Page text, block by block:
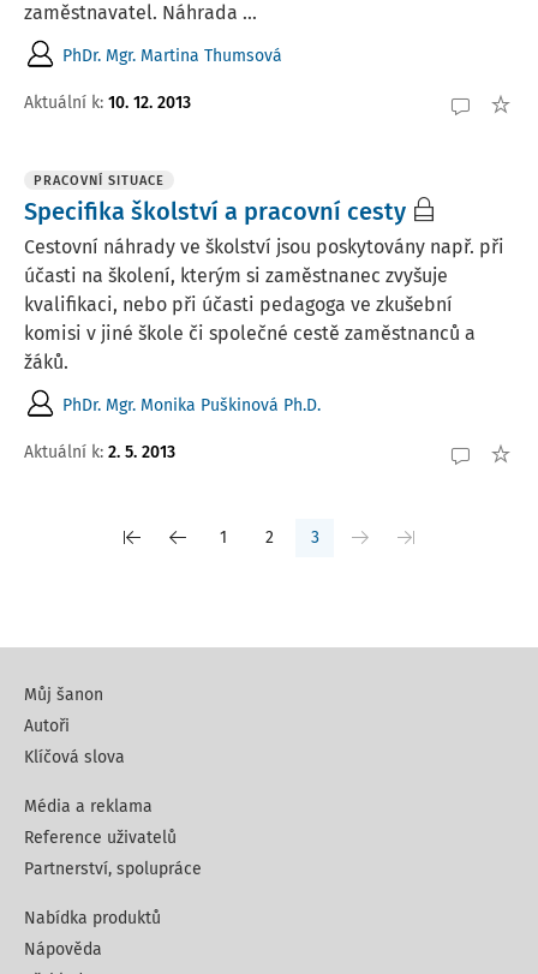
zaměstnavatel. Náhrada ...
PhDr. Mgr. Martina Thumsová
Aktuální k: 10. 12. 2013
PRACOVNÍ SITUACE
Specifika školství a pracovní cesty
Cestovní náhrady ve školství jsou poskytovány např. při
účasti na školení, kterým si zaměstnanec zvyšuje
kvalifikaci, nebo při účasti pedagoga ve zkušební
komisi v jiné škole či společné cestě zaměstnanců a
žáků.
PhDr. Mgr. Monika Puškinová Ph.D.
Aktuální k: 2. 5. 2013
1 2 3
Můj šanon
Autoři
Klíčová slova
Média a reklama
Reference uživatelů
Partnerství, spolupráce
Nabídka produktů
Nápověda